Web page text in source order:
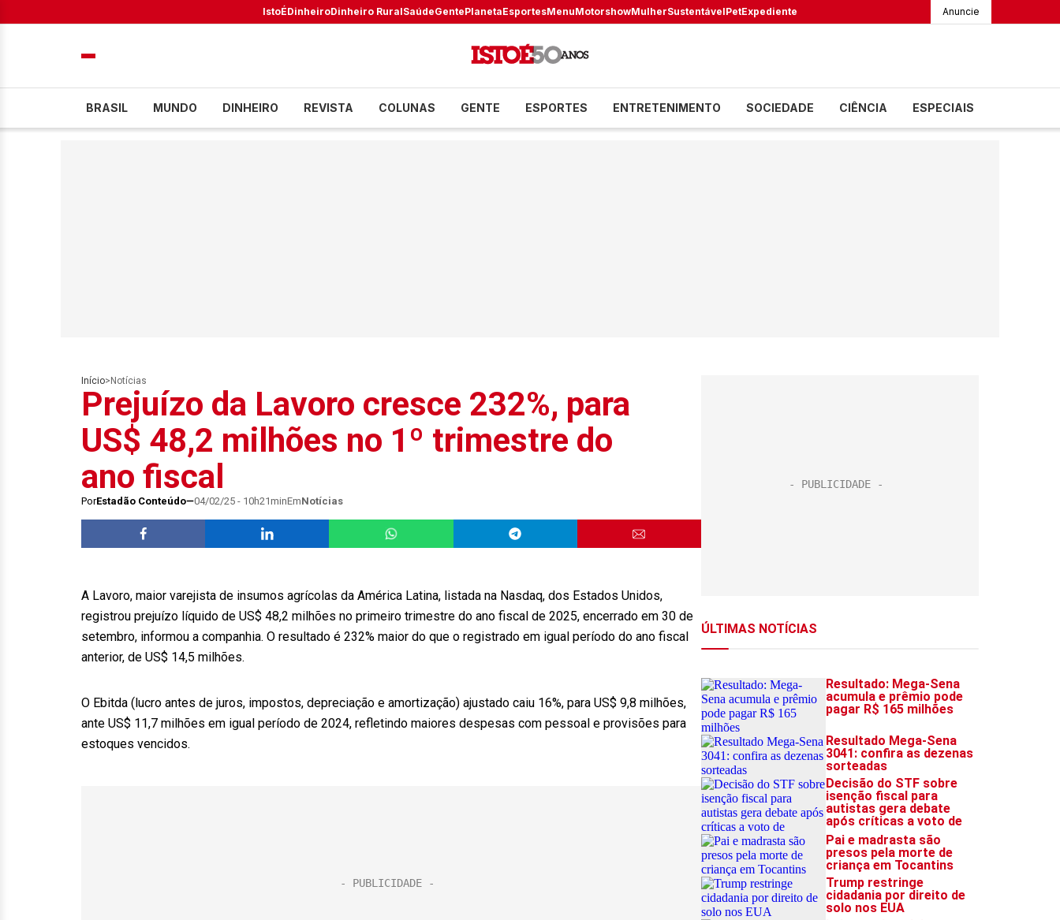
IstoÉDinheiroDinheiro RuralSaúdeGentePlanetaEsportesMenuMotorshowMulherSustentávelPetExpediente Anuncie
BRASIL MUNDO DINHEIRO REVISTA COLUNAS GENTE ESPORTES ENTRETENIMENTO SOCIEDADE CIÊNCIA ESPECIAIS
Início> Notícias
Prejuízo da Lavoro cresce 232%, para
US$ 48,2 milhões no 1º trimestre do
ano fiscal
PorEstadão Conteúdo 04/02/25 - 10h21minEmNotícias
A Lavoro, maior varejista de insumos agrícolas da América Latina, listada na Nasdaq, dos Estados Unidos,
registrou prejuízo líquido de US$ 48,2 milhões no primeiro trimestre do ano fiscal de 2025, encerrado em 30 de
setembro, informou a companhia. O resultado é 232% maior do que o registrado em igual período do ano fiscal
anterior, de US$ 14,5 milhões.
O Ebitda (lucro antes de juros, impostos, depreciação e amortização) ajustado caiu 16%, para US$ 9,8 milhões,
ante US$ 11,7 milhões em igual período de 2024, refletindo maiores despesas com pessoal e provisões para
estoques vencidos.